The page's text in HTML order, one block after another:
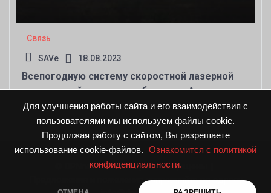
Для улучшения работы сайта и его взаимодействия с
пользователями мы используем файлы cookie.
Продолжая работу с сайтом, Вы разрешаете
использование cookie-файлов.
Ознакомится с политикой
конфиденциальности.
Связь
SAVe 18.08.2023
Всепогодную систему скоростной лазерной
спутниковой связи разработают в Австралии
© DPNnews.ru. Все права защищены
Предложения и пожелания направляйте по адресу